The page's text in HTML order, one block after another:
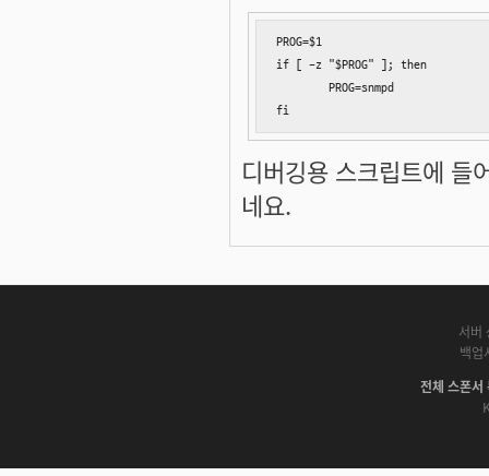
PROG=$1
if [ -z "$PROG" ]; then
        PROG=snmpd
fi
디버깅용 스크립트에 들
네요.
서버
백업
전체 스폰서